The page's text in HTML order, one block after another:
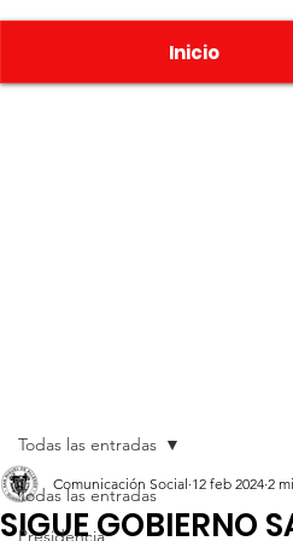
Todas las entradas
Presidencia
Todas las entradas
SIGUE GOBIERNO
Comunicación Social 12 feb 2024 2
Inicio